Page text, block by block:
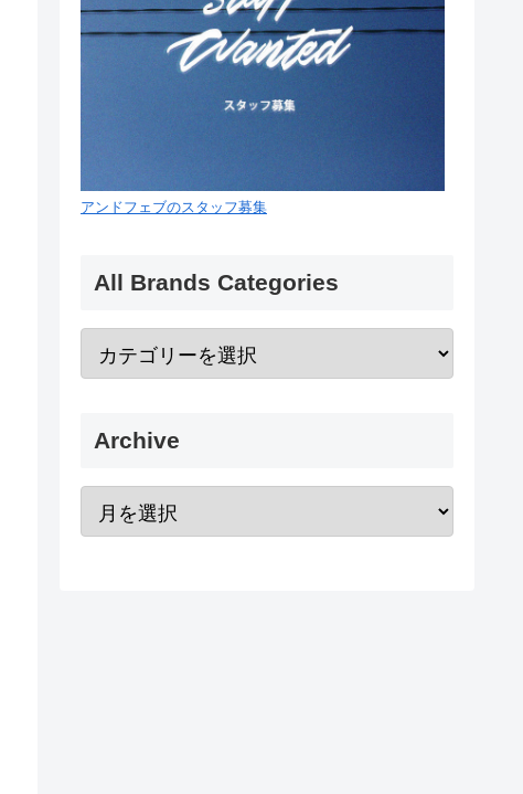
アンドフェブのスタッフ募集
All Brands Categories
Archive